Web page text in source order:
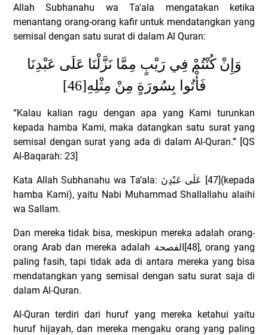
Allah Subhanahu wa Ta'ala mengatakan ketika
menantang orang-orang kafir untuk mendatangkan yang
semisal dengan satu surat di dalam Al Quran:
وَإِنْ كُنْتُمْ فِي رَيْبٍ مِمَّا نَزَّلْنَا عَلَى عَبْدِنَا
فَأْتُوا بِسُورَةٍ مِنْ مِثْلِهِ[46]
“Kalau kalian ragu dengan apa yang Kami turunkan
kepada hamba Kami, maka datangkan satu surat yang
semisal dengan surat yang ada di dalam Al-Quran.” [QS
Al-Baqarah: 23]
Kata Allah Subhanahu wa Ta’ala: عَلَى عَبْدِنَ [47](kepada
hamba Kami), yaitu Nabi Muhammad Shallallahu alaihi
wa Sallam.
Dan mereka tidak bisa, meskipun mereka adalah orang-
orang Arab dan mereka adalah الفصحة[48], orang yang
paling fasih, tapi tidak ada di antara mereka yang bisa
mendatangkan yang semisal dengan satu surat saja di
dalam Al-Quran.
Al-Quran terdiri dari huruf yang mereka ketahui yaitu
huruf hijayah, dan mereka mengaku orang yang paling